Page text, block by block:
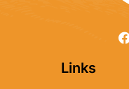
Links